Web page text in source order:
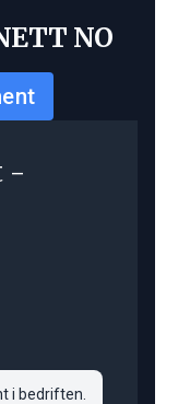
NO
-
i bedriften.